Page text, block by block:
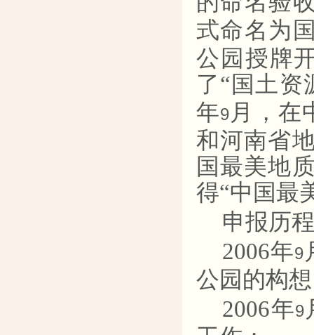
式命名为
公园授牌
了“国土资
年9 月，在
和河南省
国最美地
得“中国最
申报历
2006年9
公园的构
2006年9